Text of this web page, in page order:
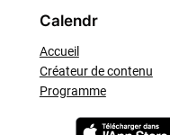
Calendr
Accueil
Créateur de contenu
Programme